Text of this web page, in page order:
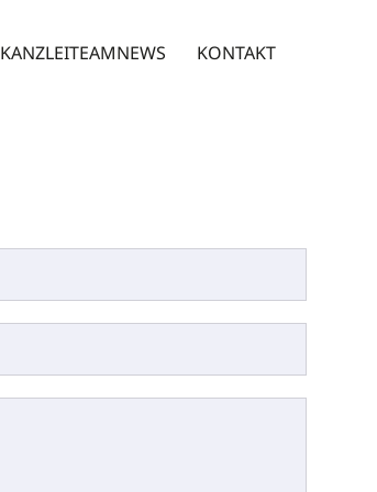
KANZLEITEAMNEWS KONTAKT